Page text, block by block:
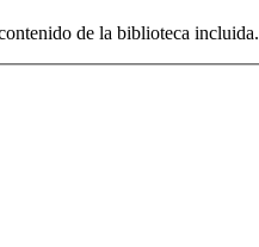
de la biblioteca incluida.